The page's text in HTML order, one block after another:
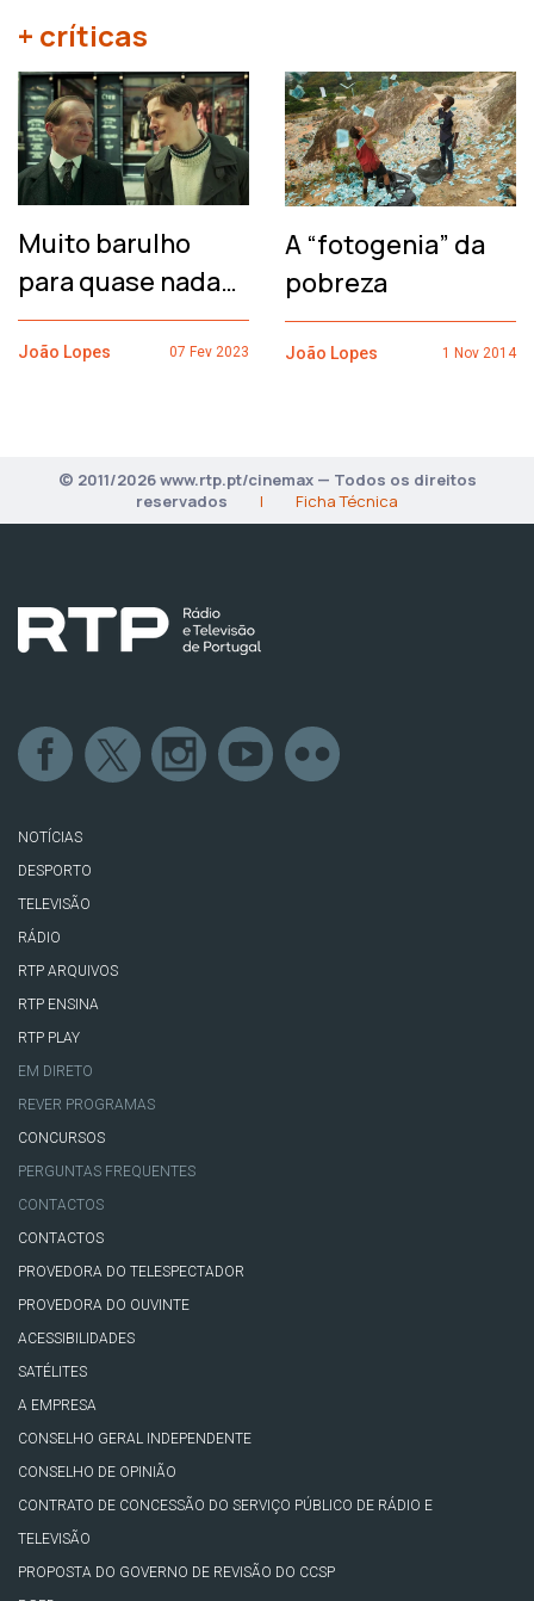
+ críticas
Muito barulho
para quase nada…
João Lopes 07 Fev 2023
A “fotogenia” da
pobreza
João Lopes 1 Nov 2014
© 2011/2026 www.rtp.pt/cinemax — Todos os direitos
reservados
| Ficha Técnica
NOTÍCIAS
DESPORTO
TELEVISÃO
RÁDIO
RTP ARQUIVOS
RTP ENSINA
RTP PLAY
EM DIRETO
REVER PROGRAMAS
CONCURSOS
PERGUNTAS FREQUENTES
CONTACTOS
CONTACTOS
PROVEDORA DO TELESPECTADOR
PROVEDORA DO OUVINTE
ACESSIBILIDADES
SATÉLITES
A EMPRESA
CONSELHO GERAL INDEPENDENTE
CONSELHO DE OPINIÃO
CONTRATO DE CONCESSÃO DO SERVIÇO PÚBLICO DE RÁDIO E
TELEVISÃO
PROPOSTA DO GOVERNO DE REVISÃO DO CCSP